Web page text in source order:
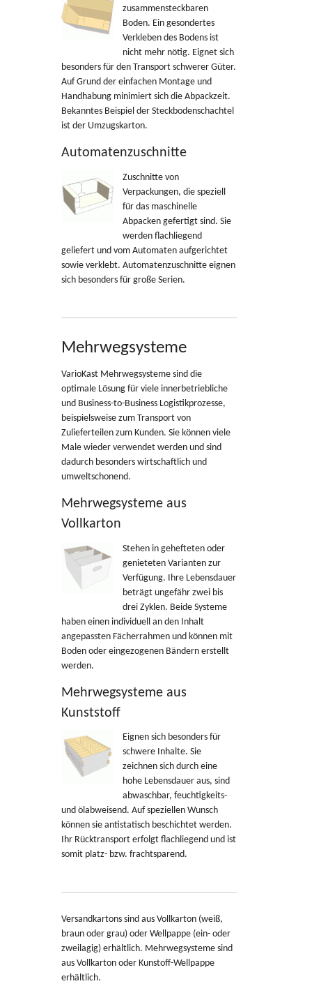
zusammensteckbaren
Boden. Ein gesondertes
Verkleben des Bodens ist
nicht mehr nötig. Eignet sich
besonders für den Transport schwerer Güter.
Auf Grund der einfachen Montage und
Handhabung minimiert sich die Abpackzeit.
Bekanntes Beispiel der Steckbodenschachtel
ist der Umzugskarton.
Automatenzuschnitte
Zuschnitte von
Verpackungen, die speziell
für das maschinelle
Abpacken gefertigt sind. Sie
werden flachliegend
geliefert und vom Automaten aufgerichtet
sowie verklebt. Automatenzuschnitte eignen
sich besonders für große Serien.
Mehrwegsysteme
VarioKast Mehrwegsysteme sind die
optimale Lösung für viele innerbetriebliche
und Business-to-Business Logistikprozesse,
beispielsweise zum Transport von
Zulieferteilen zum Kunden. Sie können viele
Male wieder verwendet werden und sind
dadurch besonders wirtschaftlich und
umweltschonend.
Mehrwegsysteme aus
Vollkarton
Stehen in gehefteten oder
genieteten Varianten zur
Verfügung. Ihre Lebensdauer
beträgt ungefähr zwei bis
drei Zyklen. Beide Systeme
haben einen individuell an den Inhalt
angepassten Fächerrahmen und können mit
Boden oder eingezogenen Bändern erstellt
werden.
Mehrwegsysteme aus
Kunststoff
Eignen sich besonders für
schwere Inhalte. Sie
zeichnen sich durch eine
hohe Lebensdauer aus, sind
abwaschbar, feuchtigkeits-
und ölabweisend. Auf speziellen Wunsch
können sie antistatisch beschichtet werden.
Ihr Rücktransport erfolgt flachliegend und ist
somit platz- bzw. frachtsparend.
Versandkartons sind aus Vollkarton (weiß,
braun oder grau) oder Wellpappe (ein- oder
zweilagig) erhältlich. Mehrwegsysteme sind
aus Vollkarton oder Kunstoff-Wellpappe
erhältlich.